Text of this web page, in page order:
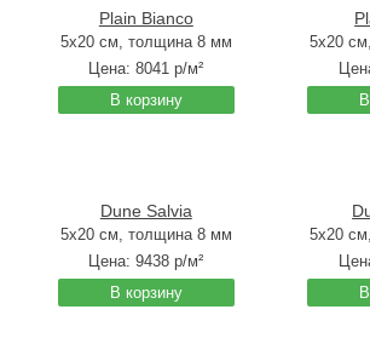
Plain Bianco
5x20 см, толщина 8 мм
Цена:8041 р/м²
В корзину
5x20
Dune Salvia
5x20 см, толщина 8 мм
Цена:9438 р/м²
В корзину
5x20